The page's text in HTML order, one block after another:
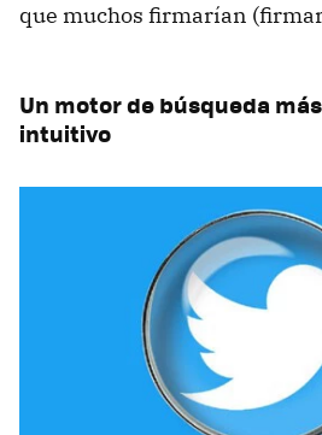
que muchos firmarían
Un motor de búsqueda
intuitivo